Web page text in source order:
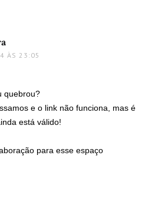
ÀS 23:05
quebrou?
e o link não funciona, mas é
está válido!
para esse espaço